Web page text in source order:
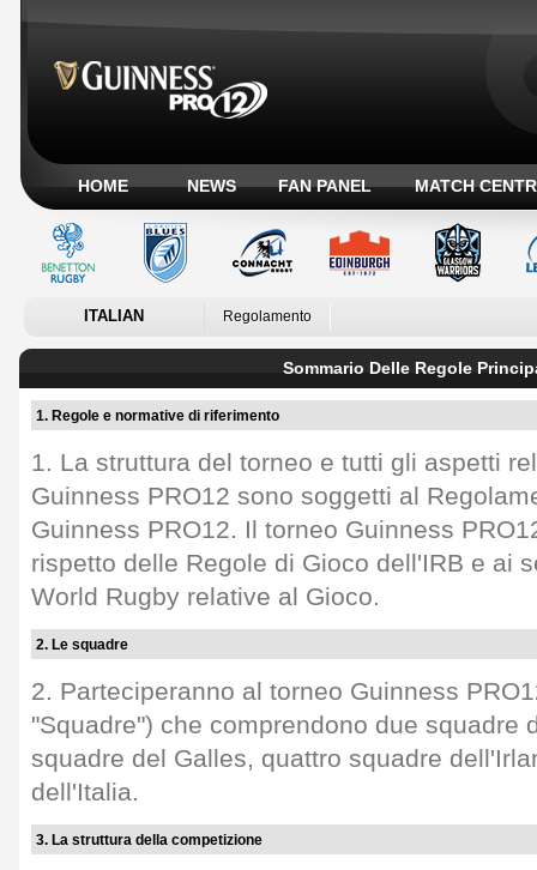
HOME NEWS FAN PANEL MATCH
ITALIAN Regolamento
Sommario Delle Regole
1. Regole e normative di riferimento
1. La struttura del torneo e tutti gli aspetti
Guinness PRO12 sono soggetti al
Guinness PRO12. Il torneo Guinness
rispetto delle Regole di Gioco dell'IRB e ai
World Rugby relative al Gioco.
2. Le squadre
2. Parteciperanno al torneo Guinness
"Squadre") che comprendono due squadre
squadre del Galles, quattro squadre
dell'Italia.
3. La struttura della competizione